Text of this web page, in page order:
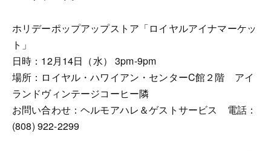
ホリデーポップアップストア「ロイヤルアイナマーケッ
ト」
日時：12月14日（水） 3pm-9pm
場所：ロイヤル・ハワイアン・センターC館２階 アイ
ランドヴィンテージコーヒー隣
お問い合わせ：ヘルモアハレ＆ゲストサービス 電話：
(808) 922-2299